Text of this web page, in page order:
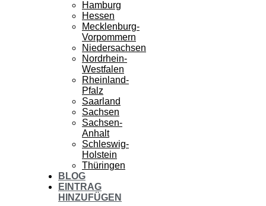
Hamburg
Hessen
Mecklenburg-
Vorpommern
Niedersachsen
Nordrhein-
Westfalen
Rheinland-
Pfalz
Saarland
Sachsen
Sachsen-
Anhalt
Schleswig-
Holstein
Thüringen
BLOG
EINTRAG
HINZUFÜGEN